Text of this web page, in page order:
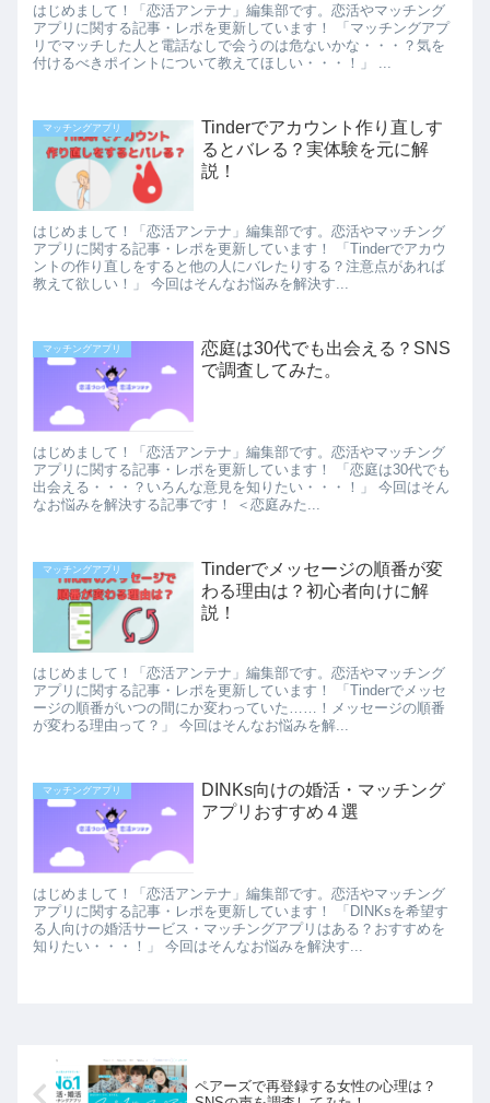
はじめまして！「恋活アンテナ」編集部です。恋活やマッチング
アプリに関する記事・レポを更新しています！ 「マッチングアプ
リでマッチした人と電話なしで会うのは危ないかな・・・？気を
付けるべきポイントについて教えてほしい・・・！」 ...
マッチングアプリ
Tinderでアカウント作り直しす
るとバレる？実体験を元に解
説！
はじめまして！「恋活アンテナ」編集部です。恋活やマッチング
アプリに関する記事・レポを更新しています！ 「Tinderでアカウ
ントの作り直しをすると他の人にバレたりする？注意点があれば
教えて欲しい！」 今回はそんなお悩みを解決す...
マッチングアプリ
恋庭は30代でも出会える？SNS
で調査してみた。
はじめまして！「恋活アンテナ」編集部です。恋活やマッチング
アプリに関する記事・レポを更新しています！ 「恋庭は30代でも
出会える・・・？いろんな意見を知りたい・・・！」 今回はそん
なお悩みを解決する記事です！ ＜恋庭みた...
マッチングアプリ
Tinderでメッセージの順番が変
わる理由は？初心者向けに解
説！
はじめまして！「恋活アンテナ」編集部です。恋活やマッチング
アプリに関する記事・レポを更新しています！ 「Tinderでメッセ
ージの順番がいつの間にか変わっていた……！メッセージの順番
が変わる理由って？」 今回はそんなお悩みを解...
マッチングアプリ
DINKs向けの婚活・マッチング
アプリおすすめ４選
はじめまして！「恋活アンテナ」編集部です。恋活やマッチング
アプリに関する記事・レポを更新しています！ 「DINKsを希望す
る人向けの婚活サービス・マッチングアプリはある？おすすめを
知りたい・・・！」 今回はそんなお悩みを解決す...
ペアーズで再登録する女性の心理は？